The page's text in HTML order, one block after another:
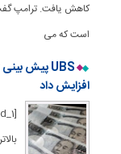
است که می
افزایش داد